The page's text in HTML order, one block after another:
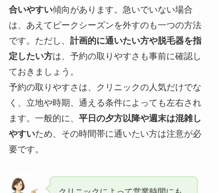
合いやすい傾向があります。急いでいない場合
は、あえてピークシーズンを外すのも一つの方法
です。ただし、 計画的に通いたい方や脱毛器を指
定したい方は、予約の取りやすさも事前に確認し
ておきましょう。
予約の取りやすさは、クリニックの人気だけでな
く、立地や時期、通える条件によっても左右され
ます。一般的に、 平日の夕方以降や週末は混雑し
やすいため、その時間帯に通いたい方は注意が必
要です。